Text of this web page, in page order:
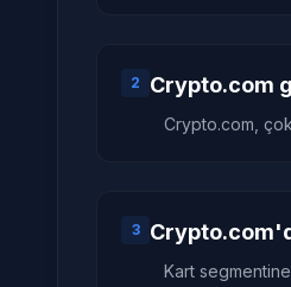
2 Crypto.com
Crypto.com,
3
Kart